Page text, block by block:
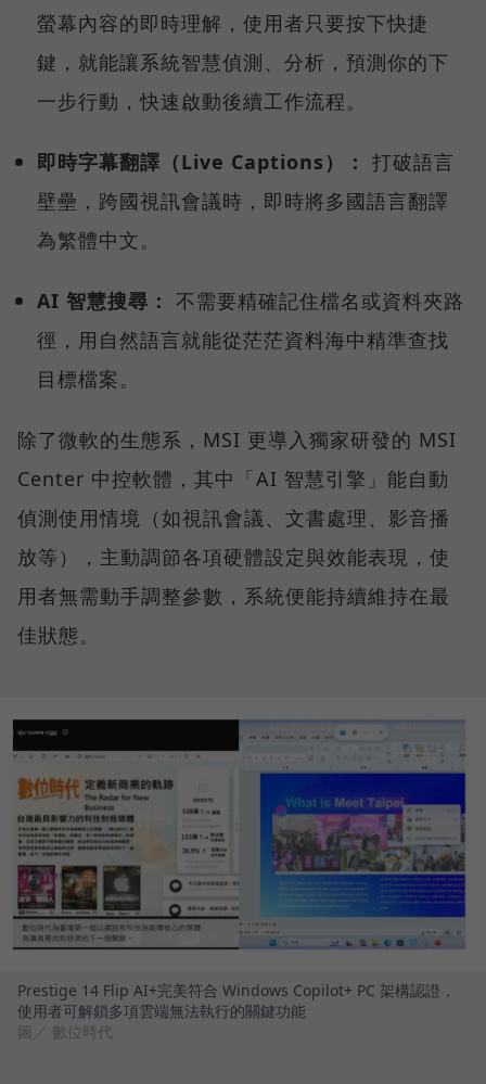
螢幕內容的即時理解，使用者只要按下快捷
鍵，就能讓系統智慧偵測、分析，預測你的下
一步行動，快速啟動後續工作流程。
即時字幕翻譯（Live Captions）： 打破語言
壁壘，跨國視訊會議時，即時將多國語言翻譯
為繁體中文。
AI 智慧搜尋： 不需要精確記住檔名或資料夾路
徑，用自然語言就能從茫茫資料海中精準查找
目標檔案。
除了微軟的生態系，MSI 更導入獨家研發的 MSI
Center 中控軟體，其中「AI 智慧引擎」能自動
偵測使用情境（如視訊會議、文書處理、影音播
放等），主動調節各項硬體設定與效能表現，使
用者無需動手調整參數，系統便能持續維持在最
佳狀態。
Prestige 14 Flip AI+完美符合 Windows Copilot+ PC 架構認證，
使用者可解鎖多項雲端無法執行的關鍵功能
圖／ 數位時代